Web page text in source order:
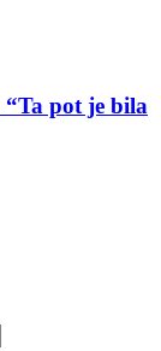
pot je bila